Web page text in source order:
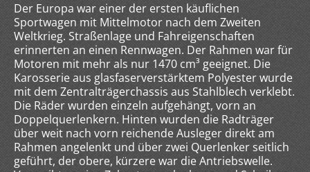
Der Europa war einer der ersten käuflichen
Sportwagen mit Mittelmotor nach dem Zweiten
Weltkrieg. Straßenlage und Fahreigenschaften
erinnerten an einen Rennwagen. Der Rahmen war für
Motoren mit mehr als nur 1470 cm³ geeignet. Die
Karosserie aus glasfaserverstärktem Polyester wurde
mit dem Zentralträgerchassis aus Stahlblech verklebt.
Die Räder wurden einzeln aufgehängt, vorn an
Doppelquerlenkern. Hinten wurden die Radträger
über weit nach vorn reichende Ausleger direkt am
Rahmen angelenkt und über zwei Querlenker seitlich
geführt, der obere, kürzere war die Antriebswelle.